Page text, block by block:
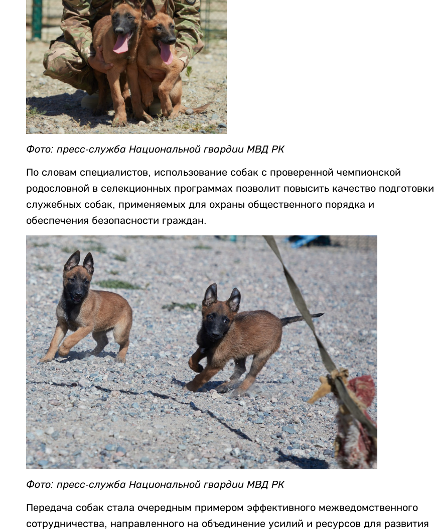
Фото: пресс-служба Национальной гвардии МВД РК
По словам специалистов, использование собак с проверенной чемпионской
родословной в селекционных программах позволит повысить качество подготовки
служебных собак, применяемых для охраны общественного порядка и
обеспечения безопасности граждан.
Фото: пресс-служба Национальной гвардии МВД РК
Передача собак стала очередным примером эффективного межведомственного
сотрудничества, направленного на объединение усилий и ресурсов для развития